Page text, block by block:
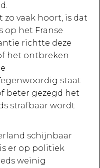
vaak hoort, is dat
op het Franse
richtte deze
het ontbreken
staat
beter gezegd het
strafbaar wordt
schijnbaar
er op politiek
weinig